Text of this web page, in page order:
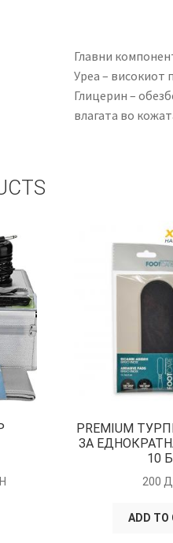
Главни
Уреа – високиот
Глицерин –
влагата во
PREMIUM
ЗА
10
200
ADD TO